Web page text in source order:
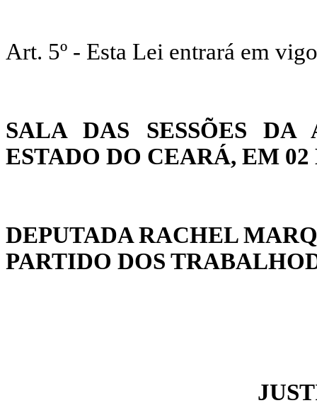
Art. 5º - Esta Lei entrará em
SALA DAS SESSÕES DA
ESTADO DO CEARÁ, EM
DEPUTADA RACHEL
PARTIDO DOS